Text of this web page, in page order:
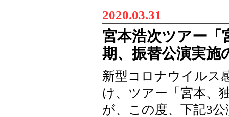
2020.03.31
宮本浩次ツアー「
期、振替公演実施
新型コロナウイルス
け、ツアー「宮本、
が、この度、下記3